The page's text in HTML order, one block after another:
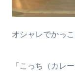
オシャレでかっ
「こっち（カレ